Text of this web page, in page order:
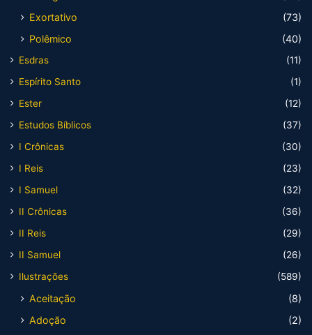
Exortativo
(73)
Polêmico
(40)
Esdras
(11)
Espírito Santo
(1)
Ester
(12)
Estudos Bíblicos
(37)
I Crônicas
(30)
I Reis
(23)
I Samuel
(32)
II Crônicas
(36)
II Reis
(29)
II Samuel
(26)
Ilustrações
(589)
Aceitação
(8)
Adoção
(2)